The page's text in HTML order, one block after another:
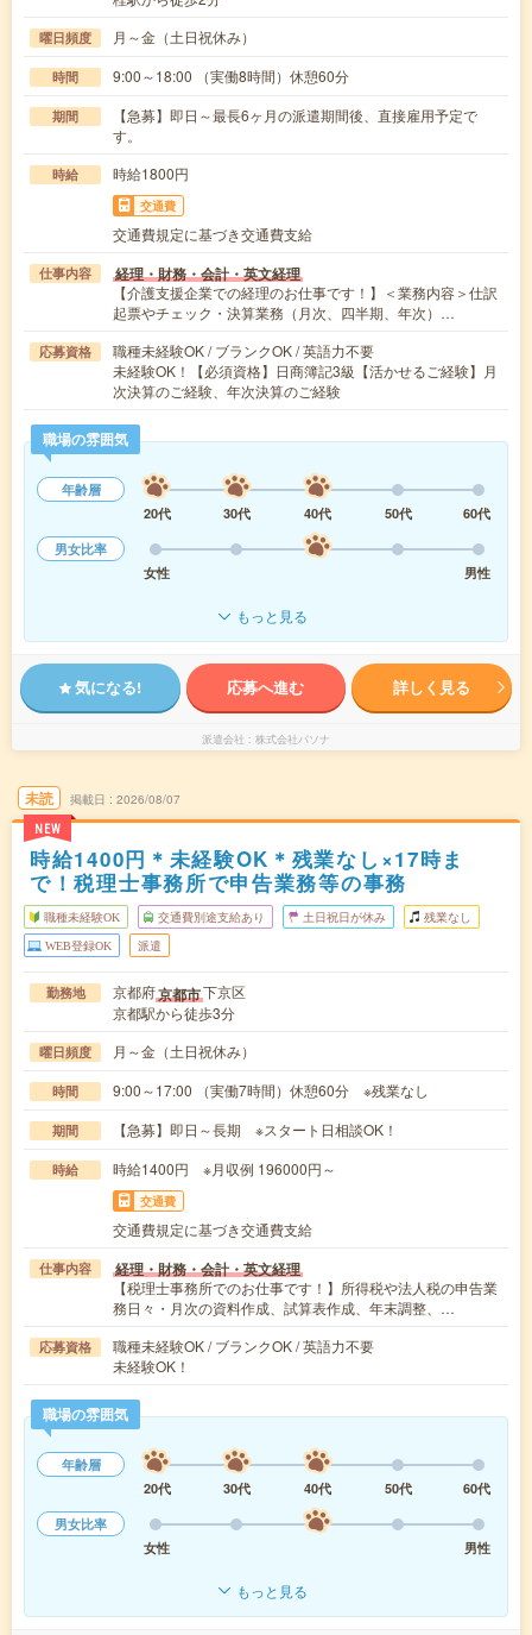
曜日頻度 月～金（土日祝休み）
時間 9:00～18:00 （実働8時間）休憩60分
期間
【急募】即日～最長6ヶ月の派遣期間後、直接雇用予定で
す。
時給 時給1800円
交通費
交通費規定に基づき交通費支給
仕事内容 経理・財務・会計・英文経理
【介護支援企業での経理のお仕事です！】＜業務内容＞仕訳
起票やチェック・決算業務（月次、四半期、年次）…
応募資格
職種未経験OK / ブランクOK / 英語力不要
未経験OK！【必須資格】日商簿記3級【活かせるご経験】月
次決算のご経験、年次決算のご経験
職場の雰囲気
年齢層
20代
30代 40代 50代
60代
男女比率
女性
男性
もっと見る
気になる! 応募へ進む 詳しく見る
派遣会社 株式会社パソナ
未読
NEW
掲載日 2026/08/07
時給1400円＊未経験OK＊残業なし×17時ま
で！税理士事務所で申告業務等の事務
職種未経験OK 交通費別途支給あり 土日祝日が休み 残業なし
WEB登録OK 派遣
勤務地 京都府京都市下京区
京都駅から徒歩3分
曜日頻度 月～金（土日祝休み）
時間 9:00～17:00 （実働7時間）休憩60分 ※残業なし
期間 【急募】即日～長期 ※スタート日相談OK！
時給 時給1400円 ※月収例 196000円～
交通費
交通費規定に基づき交通費支給
仕事内容 経理・財務・会計・英文経理
【税理士事務所でのお仕事です！】所得税や法人税の申告業
務日々・月次の資料作成、試算表作成、年末調整、…
応募資格
職種未経験OK / ブランクOK / 英語力不要
未経験OK！
職場の雰囲気
年齢層
20代
30代 40代 50代
60代
男女比率
女性
男性
もっと見る